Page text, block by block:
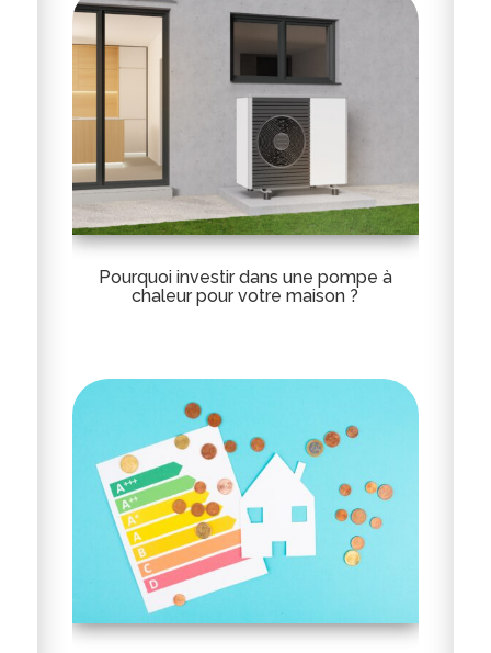
Pourquoi investir dans une pompe à
chaleur pour votre maison ?